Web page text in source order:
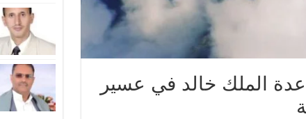
الملك خالد في عسير